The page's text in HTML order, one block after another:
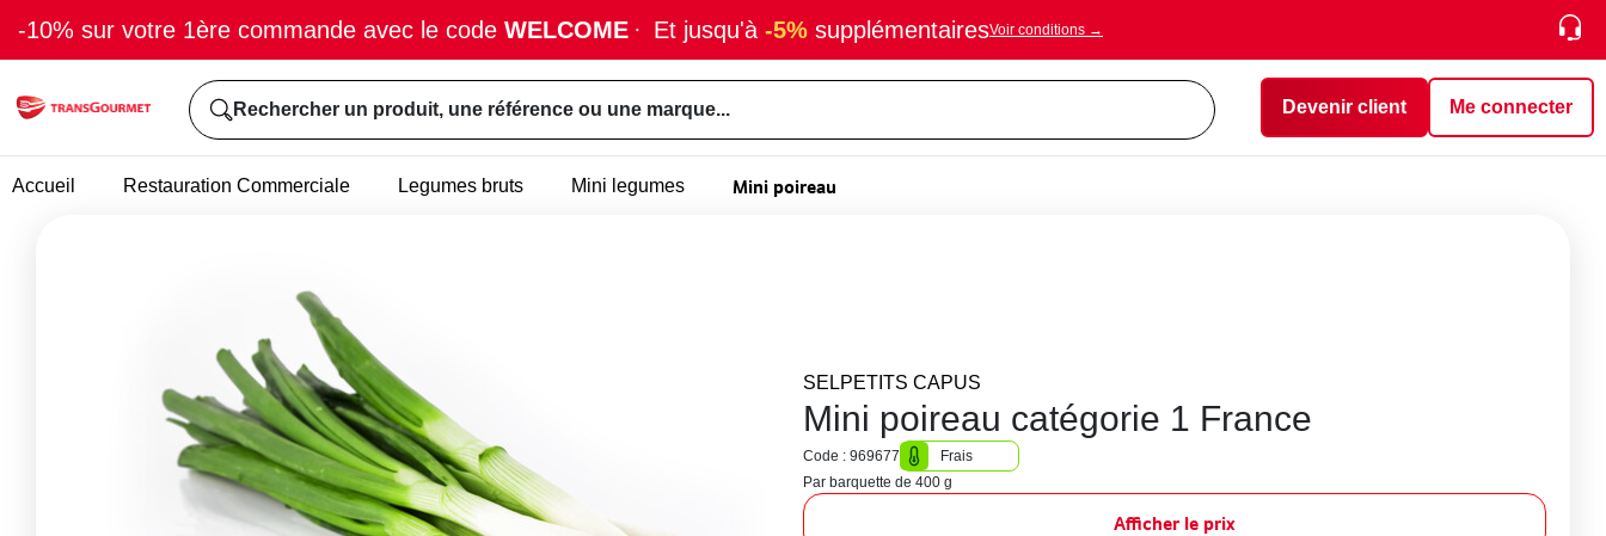
-10% sur votre 1ère commande avec le code WELCOME · Et jusqu'à -5% supplémentairesVoir conditions →
Rechercher un produit, une référence ou une marque... Devenir client Me connecter
Accueil Restauration Commerciale Legumes bruts Mini legumes Mini poireau
SELPETITS CAPUS
Mini poireau catégorie 1 France
Code : 969677
Frais
Par barquette de 400 g
Afficher le prix